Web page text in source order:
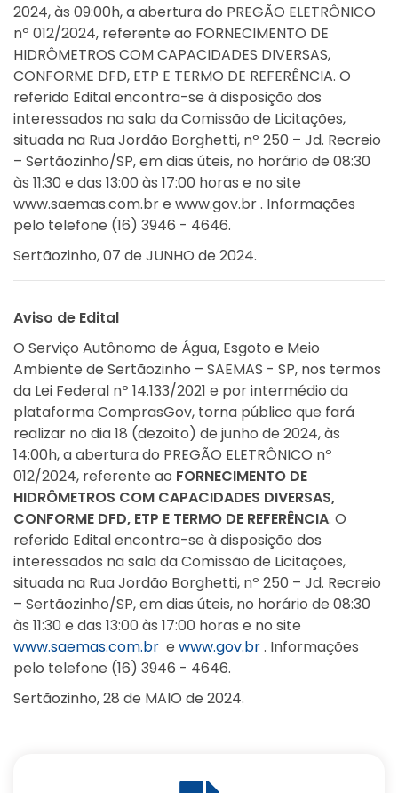
2024, às 09:00h, a abertura do PREGÃO ELETRÔNICO
nº 012/2024, referente ao FORNECIMENTO DE
HIDRÔMETROS COM CAPACIDADES DIVERSAS,
CONFORME DFD, ETP E TERMO DE REFERÊNCIA. O
referido Edital encontra-se à disposição dos
interessados na sala da Comissão de Licitações,
situada na Rua Jordão Borghetti, nº 250 – Jd. Recreio
– Sertãozinho/SP, em dias úteis, no horário de 08:30
às 11:30 e das 13:00 às 17:00 horas e no site
www.saemas.com.br e www.gov.br . Informações
pelo telefone (16) 3946 - 4646.
Sertãozinho, 07 de JUNHO de 2024.
Aviso de Edital
O Serviço Autônomo de Água, Esgoto e Meio
Ambiente de Sertãozinho – SAEMAS - SP, nos termos
da Lei Federal nº 14.133/2021 e por intermédio da
plataforma ComprasGov, torna público que fará
realizar no dia 18 (dezoito) de junho de 2024, às
14:00h, a abertura do PREGÃO ELETRÔNICO nº
012/2024, referente ao FORNECIMENTO DE
HIDRÔMETROS COM CAPACIDADES DIVERSAS,
CONFORME DFD, ETP E TERMO DE REFERÊNCIA. O
referido Edital encontra-se à disposição dos
interessados na sala da Comissão de Licitações,
situada na Rua Jordão Borghetti, nº 250 – Jd. Recreio
– Sertãozinho/SP, em dias úteis, no horário de 08:30
às 11:30 e das 13:00 às 17:00 horas e no site
www.saemas.com.br e www.gov.br. Informações
pelo telefone (16) 3946 - 4646.
Sertãozinho, 28 de MAIO de 2024.